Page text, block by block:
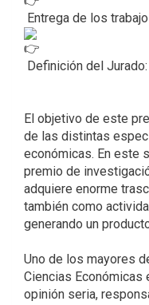
Entrega de los
Definición del
El objetivo de este
de las distintas
económicas. En este
premio de
adquiere enorme
también como
generando un
Uno de los mayores
Ciencias Económicas
opinión seria,